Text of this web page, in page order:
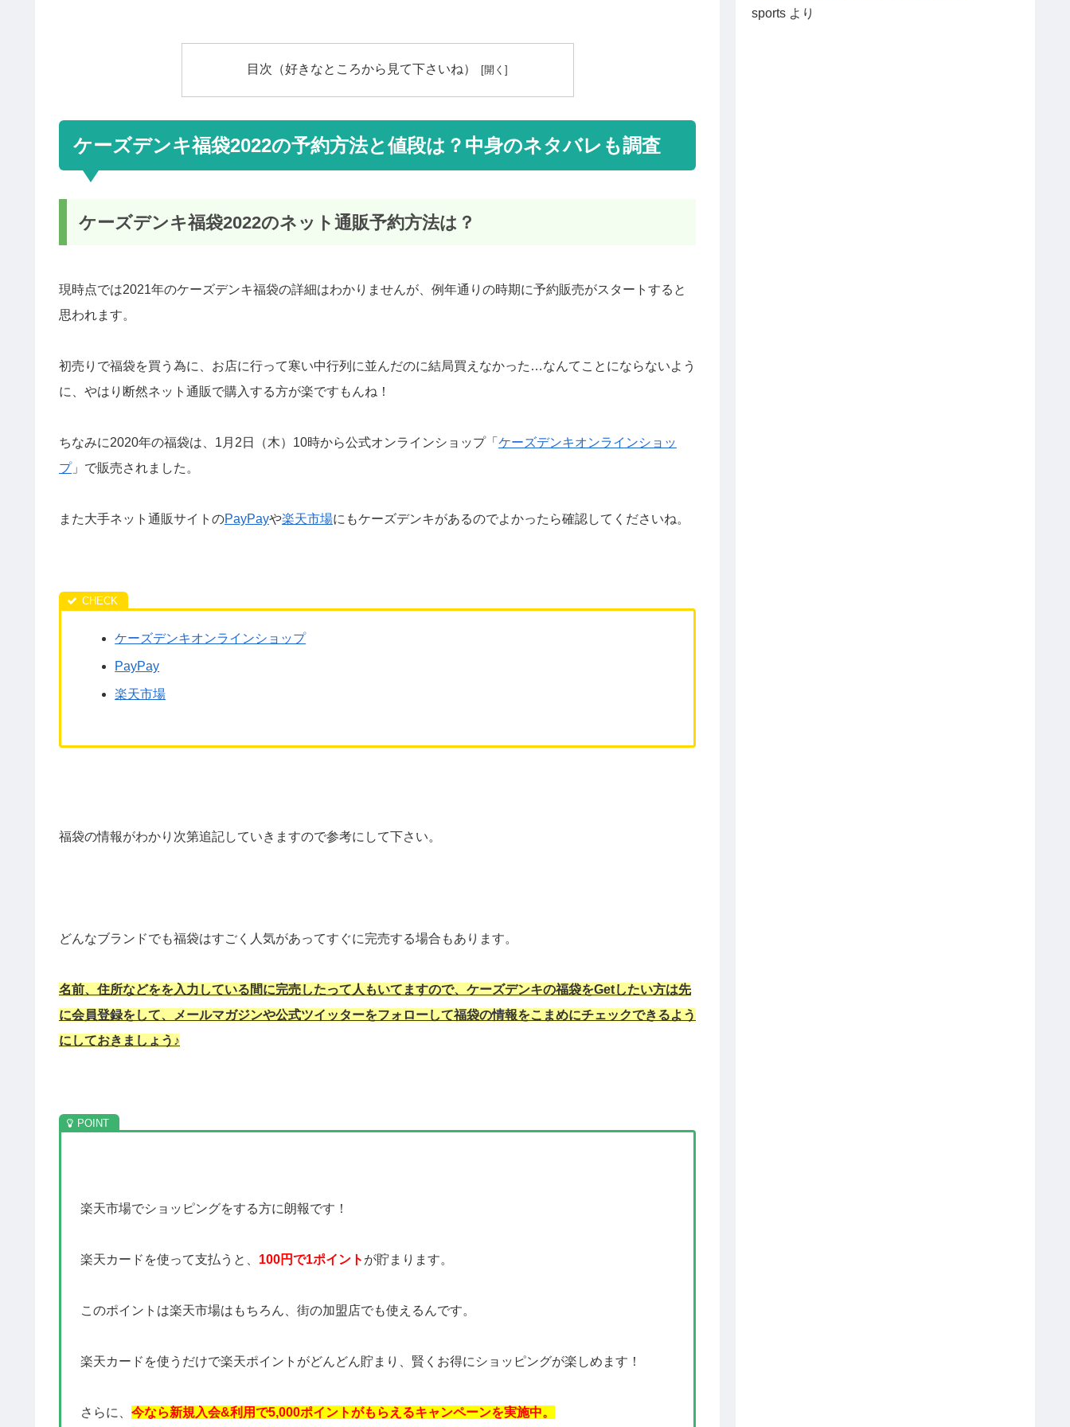
目次（好きなところから見て下さいね）
ケーズデンキ福袋2022の予約方法と値段は？中身のネタバレも調査
ケーズデンキ福袋2022のネット通販予約方法は？
現時点では2021年のケーズデンキ福袋の詳細はわかりませんが、例年通りの時期に予約販売がスタートすると
思われます。
初売りで福袋を買う為に、お店に行って寒い中行列に並んだのに結局買えなかった…なんてことにならないよう
に、やはり断然ネット通販で購入する方が楽ですもんね！
ちなみに2020年の福袋は、1月2日（木）10時から公式オンラインショップ「 ケーズデンキオンラインショッ
プ」で販売されました。
また大手ネット通販サイトのPayPayや楽天市場にもケーズデンキがあるのでよかったら確認してくださいね。
ケーズデンキオンラインショップ
PayPay
楽天市場
福袋の情報がわかり次第追記していきますので参考にして下さい。
どんなブランドでも福袋はすごく人気があってすぐに完売する場合もあります。
名前、住所などをを入力している間に完売したって人もいてますので、ケーズデンキの福袋をGetしたい方は先
に会員登録をして、メールマガジンや公式ツイッターをフォローして福袋の情報をこまめにチェックできるよう
にしておきましょう♪
楽天市場でショッピングをする方に朗報です！
楽天カードを使って支払うと、 100円で1ポイント が貯まります。
このポイントは楽天市場はもちろん、街の加盟店でも使えるんです。
楽天カードを使うだけで楽天ポイントがどんどん貯まり、賢くお得にショッピングが楽しめます！
さらに、 今なら新規入会&利用で5,000ポイントがもらえるキャンペーンを実施中。
sports より